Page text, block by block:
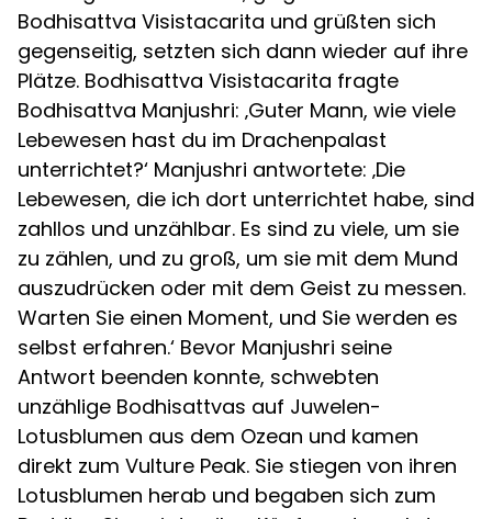
Bodhisattva Visistacarita und grüßten sich
gegenseitig, setzten sich dann wieder auf ihre
Plätze. Bodhisattva Visistacarita fragte
Bodhisattva Manjushri: ‚Guter Mann, wie viele
Lebewesen hast du im Drachenpalast
unterrichtet?‘ Manjushri antwortete: ‚Die
Lebewesen, die ich dort unterrichtet habe, sind
zahllos und unzählbar. Es sind zu viele, um sie
zu zählen, und zu groß, um sie mit dem Mund
auszudrücken oder mit dem Geist zu messen.
Warten Sie einen Moment, und Sie werden es
selbst erfahren.‘ Bevor Manjushri seine
Antwort beenden konnte, schwebten
unzählige Bodhisattvas auf Juwelen-
Lotusblumen aus dem Ozean und kamen
direkt zum Vulture Peak. Sie stiegen von ihren
Lotusblumen herab und begaben sich zum